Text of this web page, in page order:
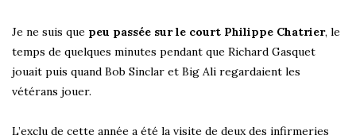
Je ne suis que peu passée sur le court Philippe Chatrier, le
temps de quelques minutes pendant que Richard Gasquet
jouait puis quand Bob Sinclar et Big Ali regardaient les
vétérans jouer.
L’exclu de cette année a été la visite de deux des infirmeries